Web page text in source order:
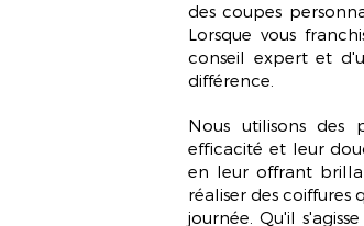
des coupes
Lorsque vous
conseil expertet
différence.
Nous utilisons des
efficacité et leur
en leur offrant
réaliser des coiffures
journée. Qu'il